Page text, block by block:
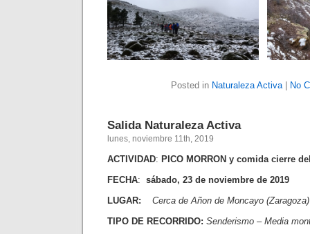
Posted in Naturaleza Activa| No
Salida Naturaleza Activa
lunes, noviembre 11th, 2019
ACTIVIDAD: PICO MORRON y comida cierre
FECHA: sábado, 23 de noviembre de 2019
LUGAR:
Cerca de Añon de Moncayo (Zaragoza)
TIPO DE RECORRIDO: Senderismo – Media